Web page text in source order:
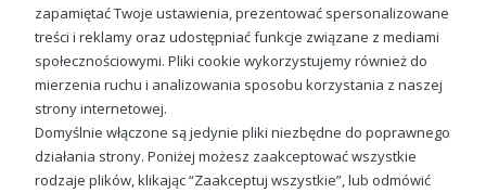
Nic nie muszę Damska bluza z kapturem
99,88 zł
zapamiętać Twoje ustawienia, prezentować spersonalizowane
treści i reklamy oraz udostępniać funkcje związane z mediami
społecznościowymi. Pliki cookie wykorzystujemy również do
mierzenia ruchu i analizowania sposobu korzystania z naszej
strony internetowej.
Domyślnie włączone są jedynie pliki niezbędne do poprawnego
działania strony. Poniżej możesz zaakceptować wszystkie
rodzaje plików, klikając “Zaakceptuj wszystkie”, lub odmówić